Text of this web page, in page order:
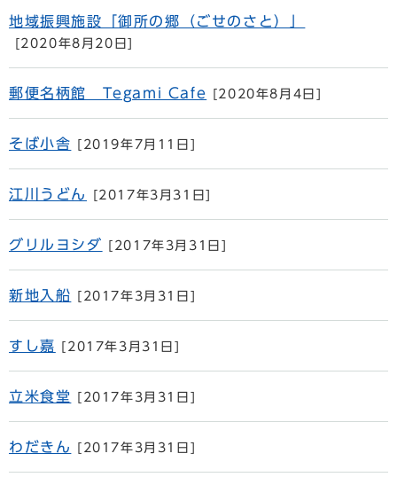
地域振興施設「御所の郷（ごせのさと）」
[2020年8月20日]
郵便名柄館 Tegami Cafe [2020年8月4日]
そば小舎 [2019年7月11日]
江川うどん [2017年3月31日]
グリルヨシダ [2017年3月31日]
新地入船 [2017年3月31日]
すし嘉 [2017年3月31日]
立米食堂 [2017年3月31日]
わだきん [2017年3月31日]